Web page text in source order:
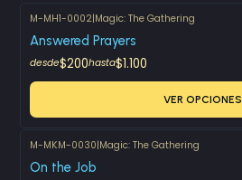
M-MH1-0002|Magic: The Gathering
Answered Prayers
desde$200hasta$1.100
VER OPCIONES
M-MKM-0030|Magic: The Gathering
On the Job